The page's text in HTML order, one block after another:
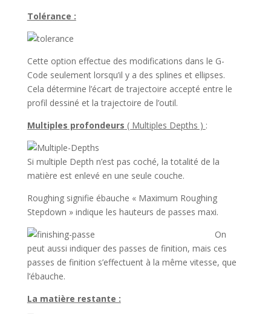
Tolérance :
Cette option effectue des modifications dans le G-
Code seulement lorsqu’il y a des splines et ellipses.
Cela détermine l’écart de trajectoire accepté entre le
profil dessiné et la trajectoire de l’outil.
Multiples profondeurs ( Multiples Depths ) :
Si multiple Depth n’est pas coché, la totalité de la
matière est enlevé en une seule couche.
Roughing signifie ébauche « Maximum Roughing
Stepdown » indique les hauteurs de passes maxi.
On
peut aussi indiquer des passes de finition, mais ces
passes de finition s’effectuent à la même vitesse, que
l’ébauche.
La matière restante :